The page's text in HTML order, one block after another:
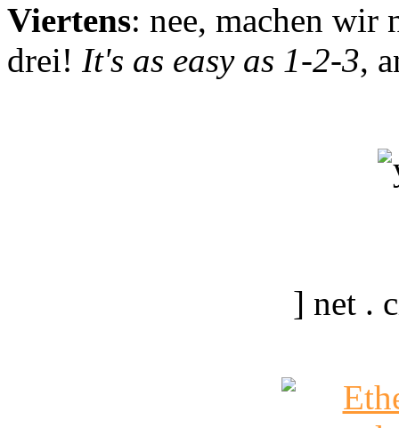
Viertens: nee, machen wir
drei! It's as easy as 1-2-3,
] net .